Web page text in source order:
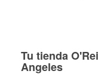
Tu tienda
Angeles